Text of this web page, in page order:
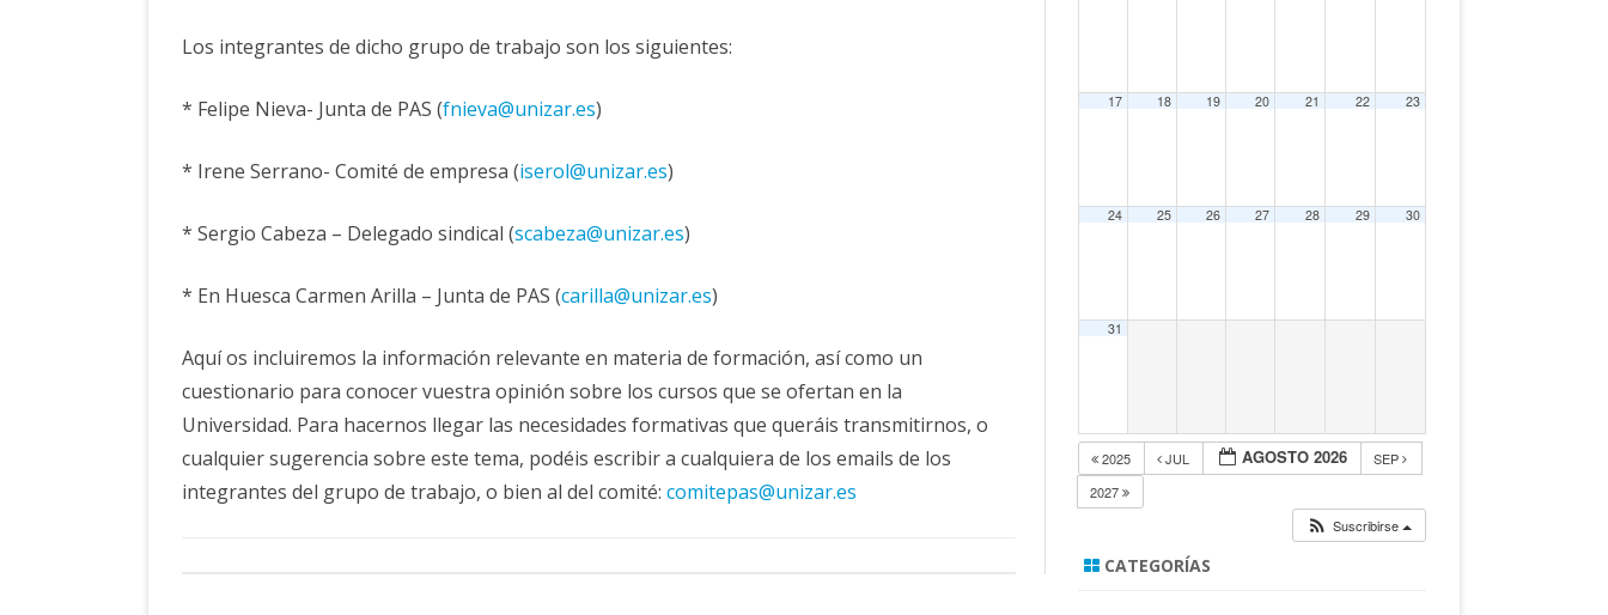
Los integrantes de dicho grupo de trabajo son los siguientes:
* Felipe Nieva- Junta de PAS (fnieva@unizar.es)
* Irene Serrano- Comité de empresa (iserol@unizar.es)
* Sergio Cabeza – Delegado sindical (scabeza@unizar.es)
* En Huesca Carmen Arilla – Junta de PAS (carilla@unizar.es)
Aquí os incluiremos la información relevante en materia de formación, así como un
cuestionario para conocer vuestra opinión sobre los cursos que se ofertan en la
Universidad. Para hacernos llegar las necesidades formativas que queráis transmitirnos, o
cualquier sugerencia sobre este tema, podéis escribir a cualquiera de los emails de los
integrantes del grupo de trabajo, o bien al del comité: comitepas@unizar.es
17 18 19 20 21 22 23
24 25 26 27 28 29 30
31
2025 JUL AGOSTO 2026
SEP
2027
Suscribirse
CATEGORÍAS